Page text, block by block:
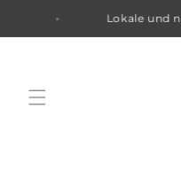
Direkt
zum Inhalt
Produktion